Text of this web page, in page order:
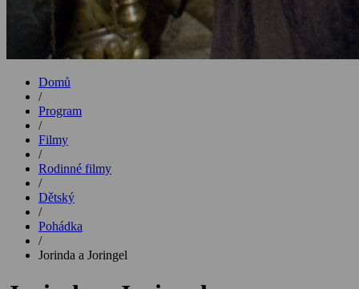
Domů
/
Program
/
Filmy
/
Rodinné filmy
/
Dětský
/
Pohádka
/
Jorinda a Joringel